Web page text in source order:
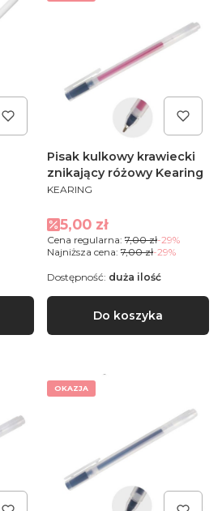
Pisak kulkowy krawiecki
znikający różowy Kearing
PRODUCENT
KEARING
Cena promocyjna
5,00 zł
Cena regularna: 7,00 zł-29%
Najniższa cena: 7,00 zł-29%
Do koszyka
Dostępność: duża ilość
OKAZJA